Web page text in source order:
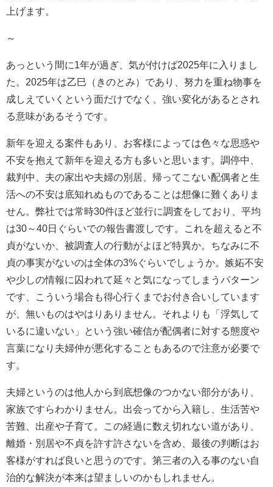
上げます。
～
あっという間に1年が過ぎ、気が付けば2025年に入りまし
た。2025年は乙巳（きのとみ）であり、努力を重ね物事を
成しえていくという面だけでなく、強い変化があるとされ
る意味があるそうです。
新年を迎える案件もあり、お客様によっては色々な思惑や
不安を抱えて新年を迎える方も多いと思います。調停中、
裁判中、夫の家出や夫婦の別居、帰ってこない配偶者と生
活への不安は底知れぬものであることは想像に難くありま
せん。弊社では常時30件ほど並行に調査をしており、平均
は30～40日ぐらいでの報告書渡しです。これを超えると不
貞がないか、被調査人の行動がよほど特異か。ちなみに不
貞の事実がないのは全体の3%ぐらいでしょうか。嫉妬不安
や少しの情報に囚われて延々と気になってしまうパターン
です、こういう場合も得心行くまでお付き合いしています
が、無いものはやはりありません。それよりも「浮気して
いるに違いない」という強い確信が配偶者に対する態度や
言葉になり夫婦仲が悪化することもあるので注意が必要で
す。
夫婦というのは他人から到底想像のつかない部分があり、
家族ですらわかりません。出会ってから入籍し、生活苦や
苦難、出産や子育て。この経過に数え切れない道があり、
離婚・別居や不貞を許す許さないを含め、最後の判断はお
客様がすれば良いと思うのです。第三者の入る事のない自
治的な解決が本来は望ましいのかもしれません。